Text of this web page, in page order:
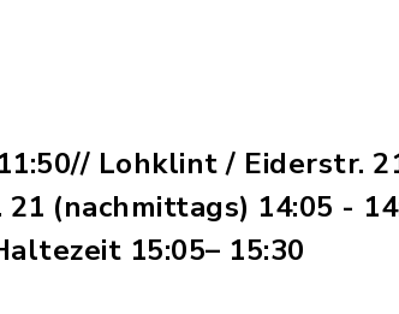
Lohklint / Eiderstr.
(nachmittags) 14:05 -
15:05– 15:30